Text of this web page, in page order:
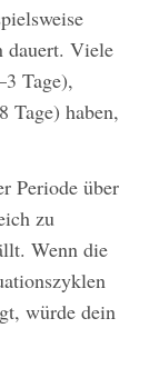
dauert. Viele
Tage),
Tage) haben,
Periode über
zu
Wenn die
würde dein